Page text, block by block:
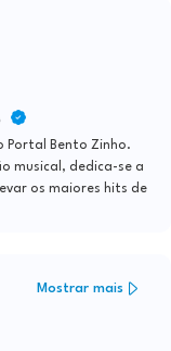
Portal Bento Zinho.
musical, dedica-se a
os maiores hits de
Mostrar mais